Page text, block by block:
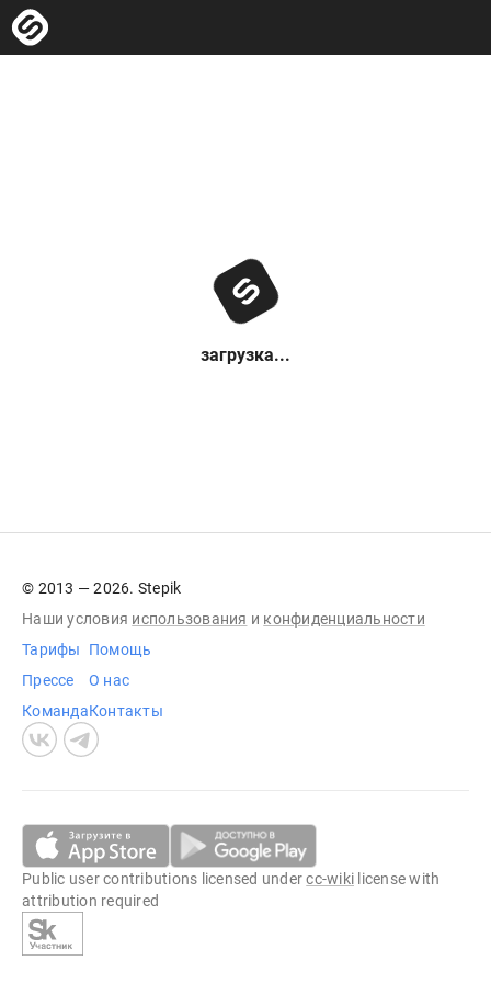
загрузка...
© 2013 — 2026. Stepik
Наши условия использования и конфиденциальности
Тарифы
Прессе
Команда
Помощь
О нас
Контакты
Public user contributions licensed undercc-wiki license with
attribution required